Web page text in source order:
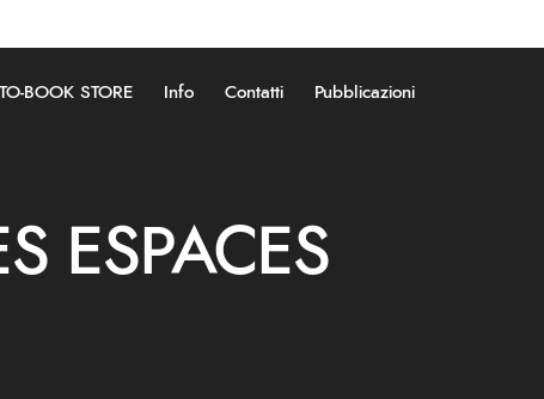
BOOK STORE Info Contatti Pubblicazioni
ESPACES